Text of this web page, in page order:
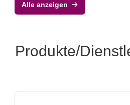
Alle anzeigen
Produkte/